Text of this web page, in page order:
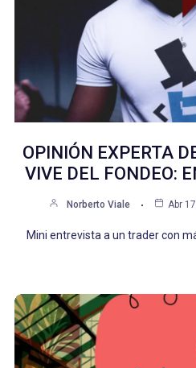
OPINIÓN EXPERTA
VIVE DEL FONDEO:
Norberto Viale Abr
Mini entrevista a un trader con